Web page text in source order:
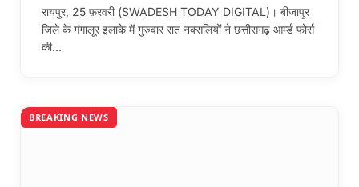
रायपुर, 25 फ़रवरी (SWADESH TODAY DIGITAL)। बीजापुर
जिले के गंगालूर इलाके में गुरुवार रात नक्सलियों ने छत्तीसगढ़ आर्म्ड फोर्स
की…
BREAKING NEWS